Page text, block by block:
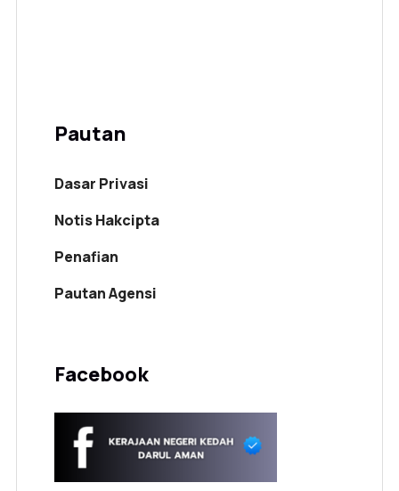
Pautan
Dasar Privasi
Notis Hakcipta
Penafian
Pautan Agensi
Facebook